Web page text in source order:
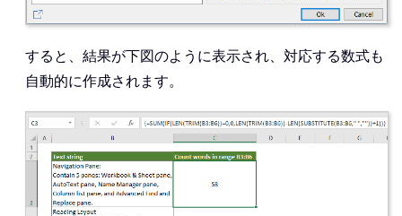
すると、結果が下図のように表示され、対応する数式も
自動的に作成されます。